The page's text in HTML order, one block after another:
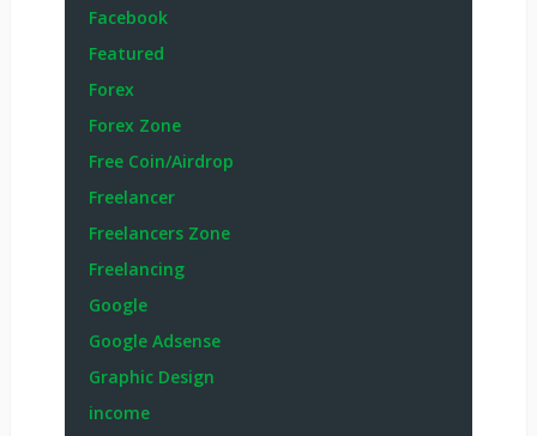
Facebook
Featured
Forex
Forex Zone
Free Coin/Airdrop
Freelancer
Freelancers Zone
Freelancing
Google
Google Adsense
Graphic Design
income